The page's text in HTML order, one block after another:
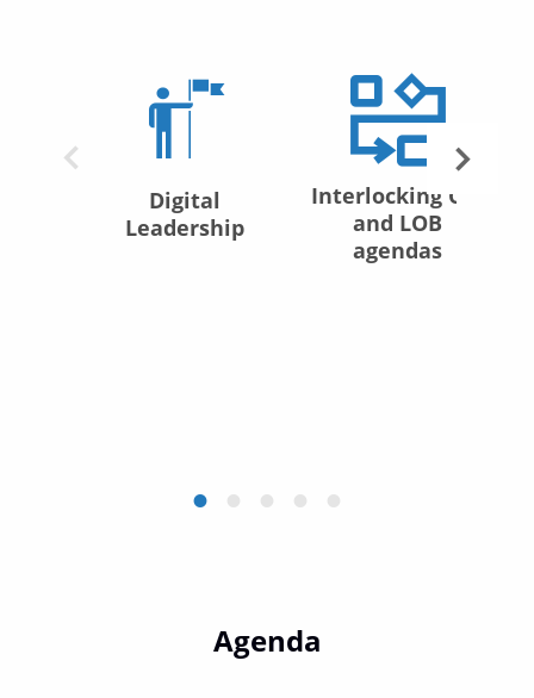
Digital
Leadership
Interlocking CIO
and LOB
agendas
Agenda